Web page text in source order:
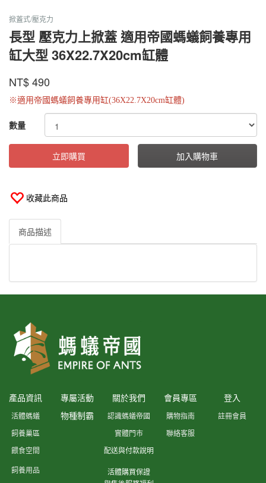
掀蓋式/壓克力
長型 壓克力上掀蓋 適用帝國螞蟻飼養專用
缸大型 36X22.7X20cm缸體
商品代號 SYETDYLCL
SYETDYLCL
品牌
螞
帝
國
NT$490
※適用帝國螞蟻飼養專用缸(36X22.7X20cm缸體)
GOODS000000000000000461388
數量
立即購買 加入購物車
收藏此商品
商品描述
產品資訊 專屬活動 關於我們 會員專區 登入
活體螞蟻 物種制霸 認識螞蟻帝國 購物指南
註冊會員
飼養巢區
實體門市
聯絡客服
餵食空間
配送與付款說明
飼養用品
活體購買保證